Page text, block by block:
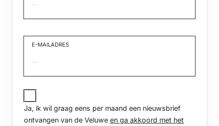
E-MAILADRES
JA,
IK
WIL
GRAAG
Ja, ik wil graag eens per maand een nieuwsbrief
ontvangen van de Veluwe en ga akkoord met het